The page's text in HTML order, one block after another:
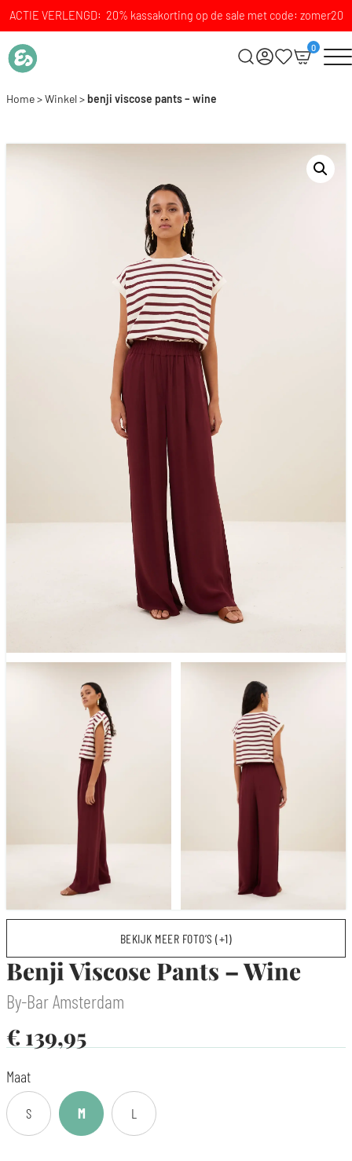
ACTIE VERLENGD: 20% kassakorting op de sale met code: zomer20
0
Home>Winkel>benji viscose pants – wine
BEKIJK MEER FOTO’S (+1)
Benji Viscose Pants – Wine
By-Bar Amsterdam
€ 139,95
Maat
S M L